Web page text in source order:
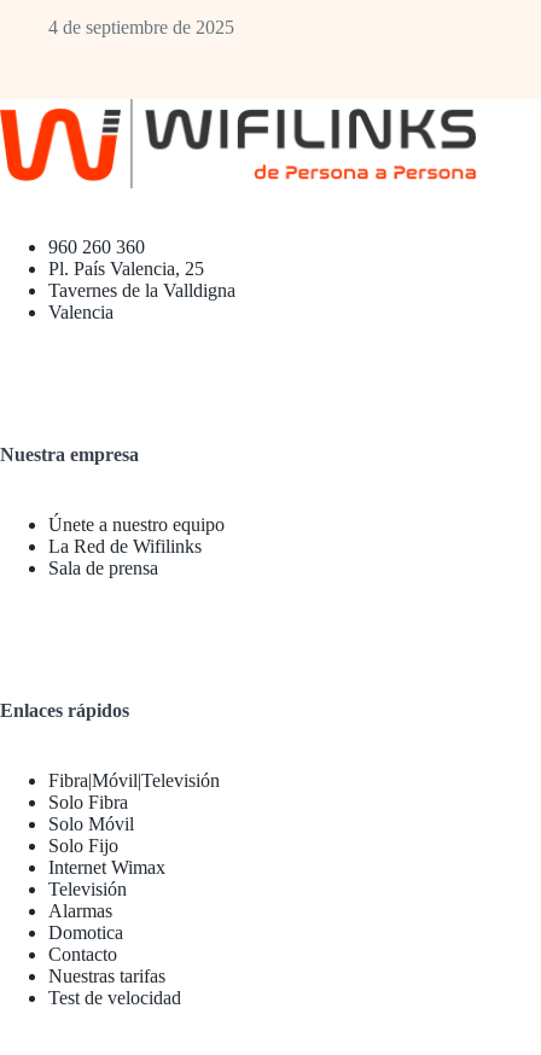
4 de septiembre de 2025
960 260 360
Pl. País Valencia, 25
Tavernes de la Valldigna
Valencia
Nuestra empresa
Únete a nuestro equipo
La Red de Wifilinks
Sala de prensa
Enlaces rápidos
Fibra|Móvil|Televisión
Solo Fibra
Solo Móvil
Solo Fijo
Internet Wimax
Televisión
Alarmas
Domotica
Contacto
Nuestras tarifas
Test de velocidad